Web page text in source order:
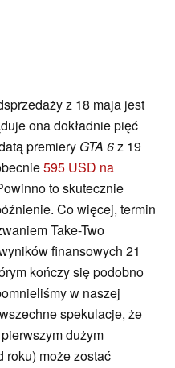
z 18 maja jest
ona dokładnie pięć
premiery GTA 6z 19
595 USD na
to skutecznie
Co więcej, termin
Take-Two
finansowych 21
kończy się podobno
w naszej
spekulacje, że
dużym
roku) może zostać